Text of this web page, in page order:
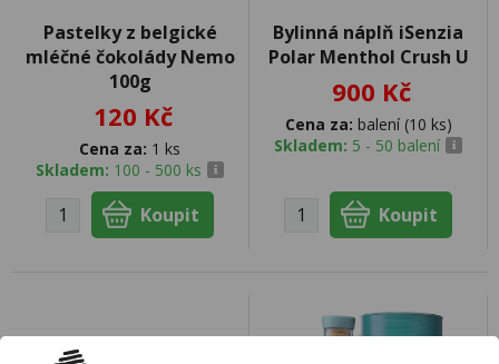
Pastelky z belgické
mléčné čokolády Nemo
100g
120 Kč
Cena za: 1 ks
Skladem: 100 - 500 ks
Bylinná náplň iSenzia
Polar Menthol Crush U
900 Kč
Cena za: balení (10 ks)
Skladem: 5 - 50 balení